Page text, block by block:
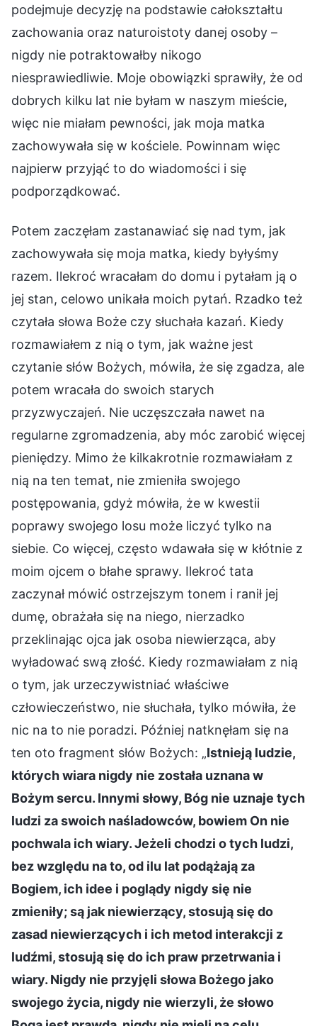
podejmuje decyzję na podstawie całokształtu
zachowania oraz naturoistoty danej osoby –
nigdy nie potraktowałby nikogo
niesprawiedliwie. Moje obowiązki sprawiły, że od
dobrych kilku lat nie byłam w naszym mieście,
więc nie miałam pewności, jak moja matka
zachowywała się w kościele. Powinnam więc
najpierw przyjąć to do wiadomości i się
podporządkować.
Potem zaczęłam zastanawiać się nad tym, jak
zachowywała się moja matka, kiedy byłyśmy
razem. Ilekroć wracałam do domu i pytałam ją o
jej stan, celowo unikała moich pytań. Rzadko też
czytała słowa Boże czy słuchała kazań. Kiedy
rozmawiałem z nią o tym, jak ważne jest
czytanie słów Bożych, mówiła, że się zgadza, ale
potem wracała do swoich starych
przyzwyczajeń. Nie uczęszczała nawet na
regularne zgromadzenia, aby móc zarobić więcej
pieniędzy. Mimo że kilkakrotnie rozmawiałam z
nią na ten temat, nie zmieniła swojego
postępowania, gdyż mówiła, że w kwestii
poprawy swojego losu może liczyć tylko na
siebie. Co więcej, często wdawała się w kłótnie z
moim ojcem o błahe sprawy. Ilekroć tata
zaczynał mówić ostrzejszym tonem i ranił jej
dumę, obrażała się na niego, nierzadko
przeklinając ojca jak osoba niewierząca, aby
wyładować swą złość. Kiedy rozmawiałam z nią
o tym, jak urzeczywistniać właściwe
człowieczeństwo, nie słuchała, tylko mówiła, że
nic na to nie poradzi. Później natknęłam się na
ten oto fragment słów Bożych: „Istnieją ludzie,
których wiara nigdy nie została uznana w
Bożym sercu. Innymi słowy, Bóg nie uznaje tych
ludzi za swoich naśladowców, bowiem On nie
pochwala ich wiary. Jeżeli chodzi o tych ludzi,
bez względu na to, od ilu lat podążają za
Bogiem, ich idee i poglądy nigdy się nie
zmieniły; są jak niewierzący, stosują się do
zasad niewierzących i ich metod interakcji z
ludźmi, stosują się do ich praw przetrwania i
wiary. Nigdy nie przyjęli słowa Bożego jako
swojego życia, nigdy nie wierzyli, że słowo